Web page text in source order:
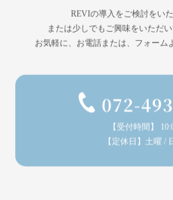
REVIの導入をご検討をい
または少しでもご興味をいただ
お気軽に、お電話または、フォーム
【受付時間】
【定休日】土曜 /